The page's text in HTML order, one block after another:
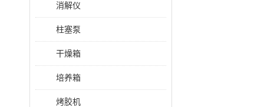
消解仪
柱塞泵
干燥箱
培养箱
烤胶机